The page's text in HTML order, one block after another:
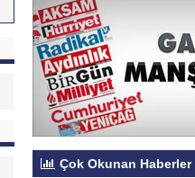
Çok Okunan Haberler